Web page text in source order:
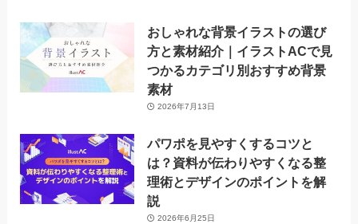
おしゃれな背景イラストの選び
方と素材紹介｜イラストACで見
つかるカテゴリ別おすすめ背景
素材
2026年7月13日
パワポを見やすくするコツと
は？資料が伝わりやすくなる整
理術とデザインのポイントを解
説
2026年6月25日